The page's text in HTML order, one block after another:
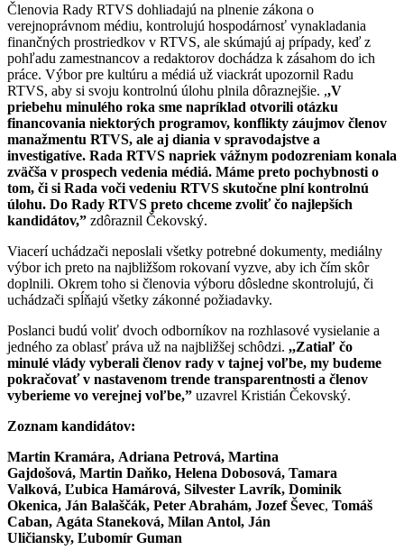
Členovia Rady RTVS dohliadajú na plnenie zákona o
verejnoprávnom médiu, kontrolujú hospodárnosť vynakladania
finančných prostriedkov v RTVS, ale skúmajú aj prípady, keď z
pohľadu zamestnancov a redaktorov dochádza k zásahom do ich
práce. Výbor pre kultúru a médiá už viackrát upozornil Radu
RTVS, aby si svoju kontrolnú úlohu plnila dôraznejšie. ,,V
priebehu minulého roka sme napríklad otvorili otázku
financovania niektorých programov, konflikty záujmov členov
manažmentu RTVS, ale aj diania v spravodajstve a
investigatíve. Rada RTVS napriek vážnym podozreniam konala
zväčša v prospech vedenia médiá. Máme preto pochybnosti o
tom, či si Rada voči vedeniu RTVS skutočne plní kontrolnú
úlohu. Do Rady RTVS preto chceme zvoliť čo najlepších
kandidátov,” zdôraznil Čekovský.
Viacerí uchádzači neposlali všetky potrebné dokumenty, mediálny
výbor ich preto na najbližšom rokovaní vyzve, aby ich čím skôr
doplnili. Okrem toho si členovia výboru dôsledne skontrolujú, či
uchádzači spĺňajú všetky zákonné požiadavky.
Poslanci budú voliť dvoch odborníkov na rozhlasové vysielanie a
jedného za oblasť práva už na najbližšej schôdzi. ,,Zatiaľ čo
minulé vlády vyberali členov rady v tajnej voľbe, my budeme
pokračovať v nastavenom trende transparentnosti a členov
vyberieme vo verejnej voľbe,” uzavrel Kristián Čekovský.
Zoznam kandidátov:
Martin Kramára, Adriana Petrová, Martina
Gajdošová, Martin Daňko, Helena Dobosová, Tamara
Valková, Ľubica Hamárová, Silvester Lavrík, Dominik
Okenica, Ján Balaščák, Peter Abrahám, Jozef Ševec, Tomáš
Caban, Agáta Staneková, Milan Antol, Ján
Uličiansky, Ľubomír Guman